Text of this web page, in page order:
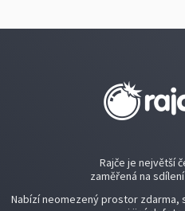
Rajče je největší
zaměřená na
Nabízí neomezený prostor zdarma,